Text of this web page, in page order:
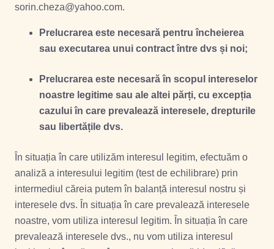
sorin.cheza@yahoo.com.
Prelucrarea este necesară pentru încheierea
sau executarea unui contract între dvs și noi;
Prelucrarea este necesară în scopul intereselor
noastre legitime sau ale altei părți, cu excepția
cazului în care prevalează interesele, drepturile
sau libertățile dvs.
În situația în care utilizăm interesul legitim, efectuăm o
analiză a interesului legitim (test de echilibrare) prin
intermediul căreia putem în balanță interesul nostru și
interesele dvs. În situația în care prevalează interesele
noastre, vom utiliza interesul legitim. În situația în care
prevalează interesele dvs., nu vom utiliza interesul